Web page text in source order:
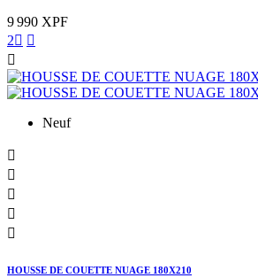
9 990 XPF
2 

Neuf





HOUSSE DE COUETTE NUAGE 180X210